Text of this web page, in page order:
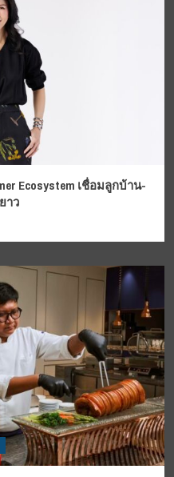
Ecosystem เชื่อมลูกบ้าน-
าว